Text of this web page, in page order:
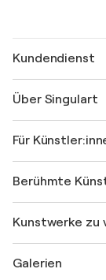
Kundendienst
Versand
Einen Gutschein
Werden Sie
Ihr Konto
+49 30
Über Singulart
FAQ
Singulart-
Jobs
Entdecken Sie
Für
Als Künstler
Berühmte
Marc Chagall
Banksy
Kunstwerke zu
Abstrakte
Galerien